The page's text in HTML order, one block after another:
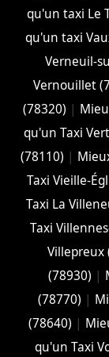
qu'un taxi Le
qu'un taxi
Verneuil-
Vernouillet
(78320) |
qu'un Taxi
(78110) |
Taxi Vieille-
Taxi La
Taxi
Villepreux
(78930) |
(78770) |
(78640) |
qu'un Taxi